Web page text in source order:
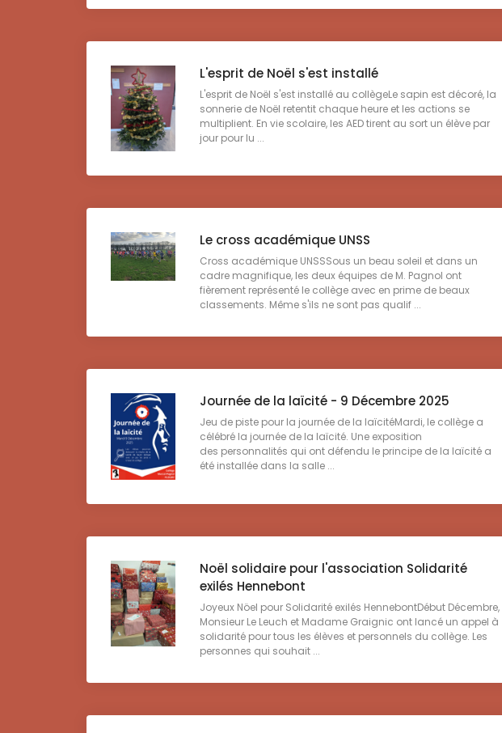
L'esprit de Noël s'est installé
L'esprit de Noël s'est installé au collègeLe sapin est décoré, la
sonnerie de Noël retentit chaque heure et les actions se
multiplient. En vie scolaire, les AED tirent au sort un élève par
jour pour lu ...
Le cross académique UNSS
Cross académique UNSSSous un beau soleil et dans un
cadre magnifique, les deux équipes de M. Pagnol ont
fièrement représenté le collège avec en prime de beaux
classements. Même s'ils ne sont pas qualif ...
Journée de la laïcité - 9 Décembre 2025
Jeu de piste pour la journée de la laïcitéMardi, le collège a
célébré la journée de la laïcité. Une exposition
des personnalités qui ont défendu le principe de la laïcité a
été installée dans la salle ...
Noël solidaire pour l'association Solidarité
exilés Hennebont
Joyeux Nöel pour Solidarité exilés HennebontDébut Décembre,
Monsieur Le Leuch et Madame Graignic ont lancé un appel à
solidarité pour tous les élèves et personnels du collège. Les
personnes qui souhait ...